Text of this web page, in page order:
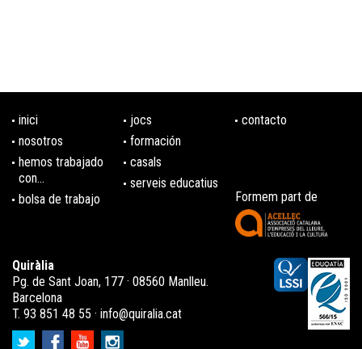
inici
nosotros
hemos trabajado
con...
bolsa de trabajo
jocs
formación
casals
serveis educatius
contacto
Formem part de
Quiràlia
Pg. de Sant Joan, 177 · 08560 Manlleu.
Barcelona
T. 93 851 48 55 · info@quiralia.cat